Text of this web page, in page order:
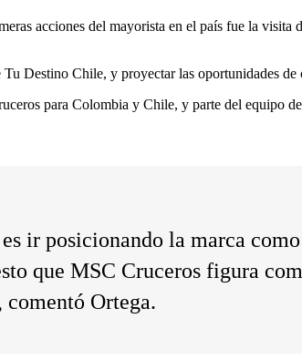
acciones del mayorista en el país fue la visita
Destino Chile, y proyectar las oportunidades de
para Colombia y Chile, y parte del equipo
ir posicionando la marca
que MSC Cruceros figura
comentó Ortega.